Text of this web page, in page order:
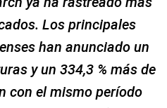
Los principales
han anunciado un
y un 334,3 % más de
con el mismo período